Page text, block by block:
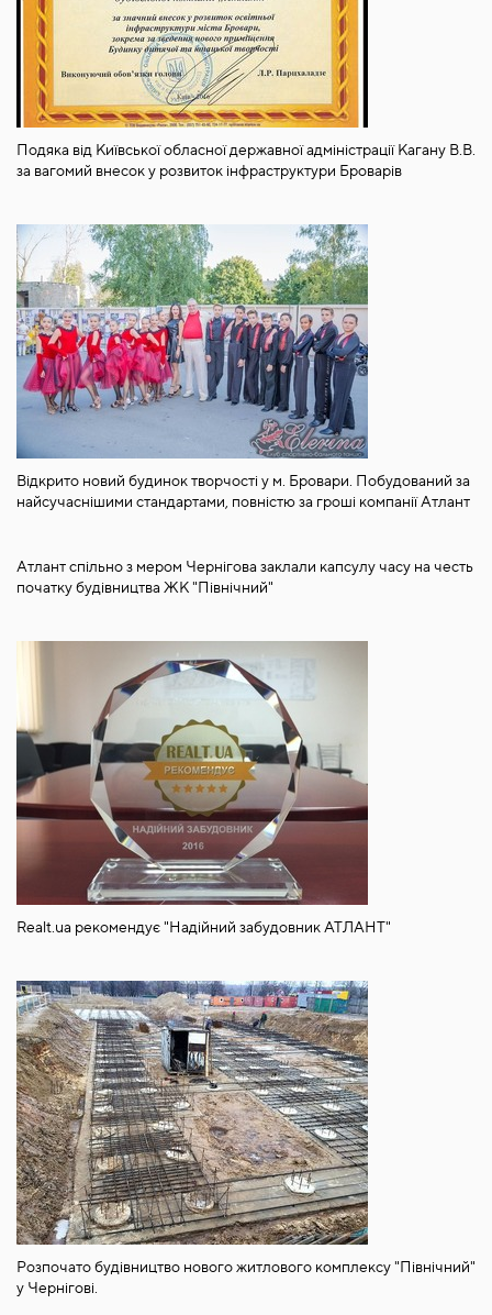
Подяка від Київської обласної державної адміністрації Кагану В.В.
за вагомий внесок у розвиток інфраструктури Броварів
Відкрито новий будинок творчості у м. Бровари. Побудований за
найсучаснішими стандартами, повністю за гроші компанії Атлант
Атлант спільно з мером Чернігова заклали капсулу часу на честь
початку будівництва ЖК "Північний"
Realt.ua рекомендує "Надійний забудовник АТЛАНТ"
Розпочато будівництво нового житлового комплексу "Північний"
у Чернігові.